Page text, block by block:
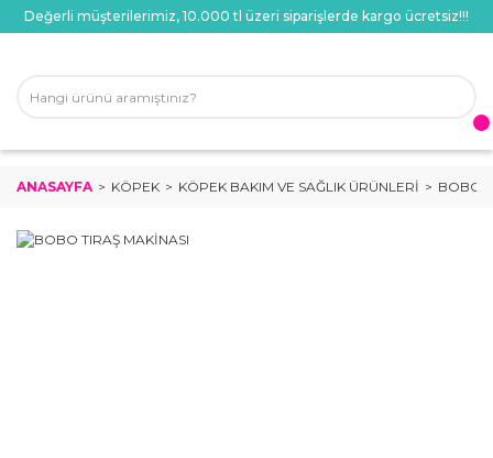
Değerli müşterilerimiz, 10.000 tl üzeri siparişlerde kargo ücretsiz!!!
ANASAYFA KÖPEK KÖPEK BAKIM VE SAĞLIK ÜRÜNLERI BOBO